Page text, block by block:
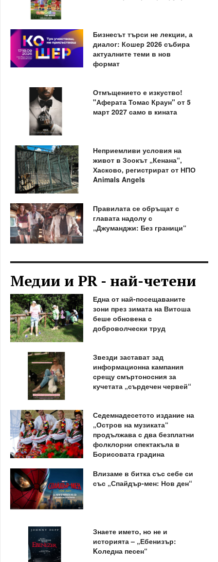
Бизнесът търси не лекции, а
диалог: Кошер 2026 събира
актуалните теми в нов
формат
Отмъщението е изкуство!
"Аферата Томас Краун" от 5
март 2027 само в кината
Неприемливи условия на
живот в Зоокът „Кенана“,
Хасково, регистрират от НПО
Animals Angels
Правилата се обръщат с
главата надолу с
„Джуманджи: Без граници“
Медии и PR - най-четени
Една от най-посещаваните
зони през зимата на Витоша
беше обновена с
доброволчески труд
Звезди застават зад
информационна кампания
срещу смъртоносния за
кучетата „сърдечен червей“
Седемнадесетото издание на
„Остров на музиката“
продължава с два безплатни
фолклорни спектакъла в
Борисовата градина
Влизаме в битка със себе си
със „Спайдър-мен: Нов ден“
Знаете името, но не и
историята – „Ебенизър:
Kоледна песен“